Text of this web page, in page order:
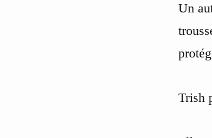
Un
Trish